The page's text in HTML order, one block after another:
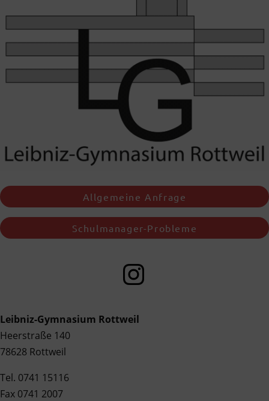
Allgemeine Anfrage
Schulmanager-Probleme
Leibniz-Gymnasium Rottweil
Heerstraße 140
78628 Rottweil
Tel. 0741 15116
Fax 0741 2007